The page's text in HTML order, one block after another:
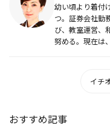
幼い頃より着付
つ。証券会社勤
び、教室運営、
努める。現在は
イチ
おすすめ記事